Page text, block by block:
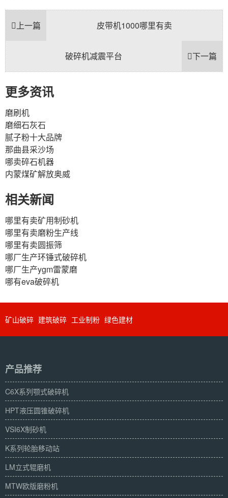
上一篇 皮带机1000哪里有卖
下一篇
破碎机减震平台
更多资讯
磨刷机
磨细石灰石
腻子粉十大品牌
那曲县采沙场
哪卖碎石机器
内蒙煤矿解放奥威
相关新闻
哪里有卖矿用制砂机
哪里有卖磨粉生产线
哪里有卖圆振筛
哪厂生产环锤式破碎机
哪厂生产ygm雷蒙磨
哪有eva破碎机
矿山破碎 建筑破碎 工业制粉 绿色建材
产品推荐
C6X系列颚式破碎机
HPT液压圆锥破碎机
VSI6X制砂机
K系列轮胎移动站
LM立式辊磨机
MTW欧版磨粉机